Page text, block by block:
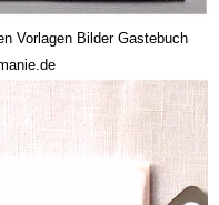
Vorlagen Bilder Gastebuch